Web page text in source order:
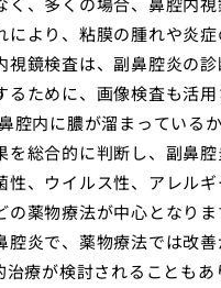
より、粘膜の腫れや炎症
鏡検査は、副鼻腔炎の診
ために、画像検査も活用
腔内に膿が溜まっている
総合的に判断し、副鼻
、ウイルス性、アレルギ
薬物療法が中心となり
炎で、薬物療法では改善
療が検討されることもあ